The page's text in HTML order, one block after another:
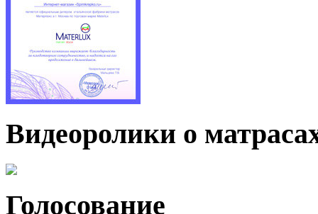
Видеоролики о
Голосование